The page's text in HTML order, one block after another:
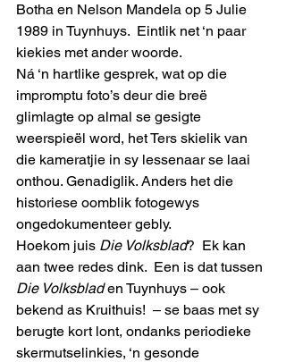
Botha en Nelson Mandela op 5 Julie
1989 in Tuynhuys.  Eintlik net ‘n paar
kiekies met ander woorde.
Ná ‘n hartlike gesprek, wat op die
impromptu foto’s deur die breë
glimlagte op almal se gesigte
weerspieël word, het Ters skielik van
die kameratjie in sy lessenaar se laai
onthou. Genadiglik. Anders het die
historiese oomblik fotogewys
ongedokumenteer gebly.
Hoekom juis Die Volksblad?  Ek kan
aan twee redes dink.  Een is dat tussen
Die Volksblad en Tuynhuys – ook
bekend as Kruithuis!  – se baas met sy
berugte kort lont, ondanks periodieke
skermutselinkies, ‘n gesonde